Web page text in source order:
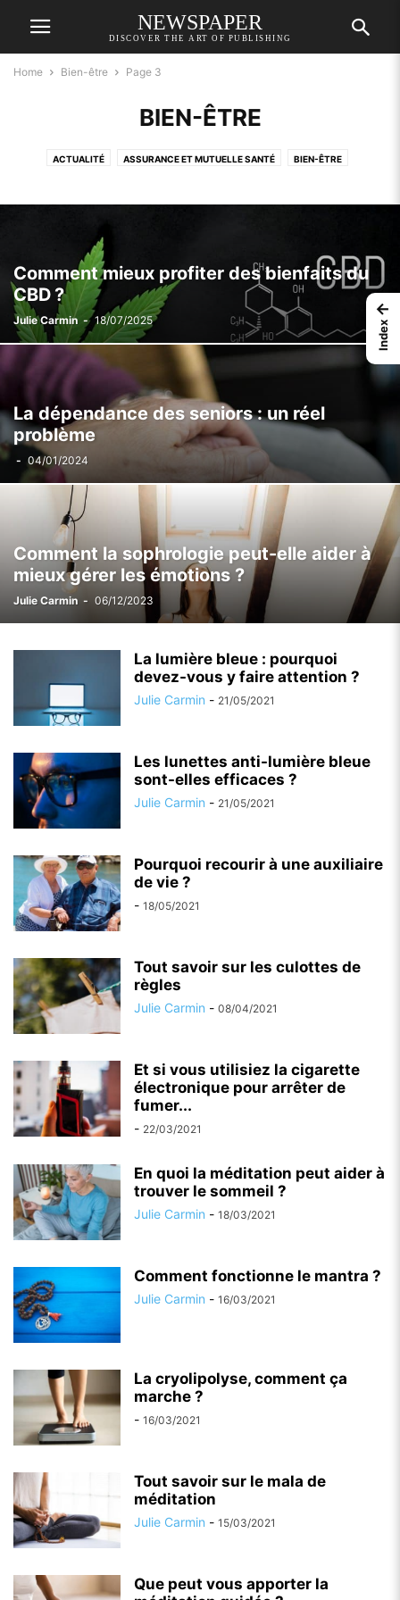
NEWSPAPER
DISCOVER THE ART OF PUBLISHING
Home Bien-être Page 3
BIEN-ÊTRE
ACTUALITÉ ASSURANCE ET MUTUELLE SANTÉ BIEN-ÊTRE
Comment mieux profiter des bienfaits du
CBD ?
Julie Carmin - 18/07/2025
La dépendance des seniors : un réel
problème
- 04/01/2024
Comment la sophrologie peut-elle aider à
mieux gérer les émotions ?
Julie Carmin - 06/12/2023
La lumière bleue : pourquoi
devez-vous y faire attention ?
Julie Carmin - 21/05/2021
Les lunettes anti-lumière bleue
sont-elles efficaces ?
Julie Carmin - 21/05/2021
Pourquoi recourir à une auxiliaire
de vie ?
- 18/05/2021
Tout savoir sur les culottes de
règles
Julie Carmin - 08/04/2021
Et si vous utilisiez la cigarette
électronique pour arrêter de
fumer...
- 22/03/2021
En quoi la méditation peut aider à
trouver le sommeil ?
Julie Carmin - 18/03/2021
Comment fonctionne le mantra ?
Julie Carmin - 16/03/2021
La cryolipolyse, comment ça
marche ?
- 16/03/2021
Tout savoir sur le mala de
méditation
Julie Carmin - 15/03/2021
Que peut vous apporter la
←
Index